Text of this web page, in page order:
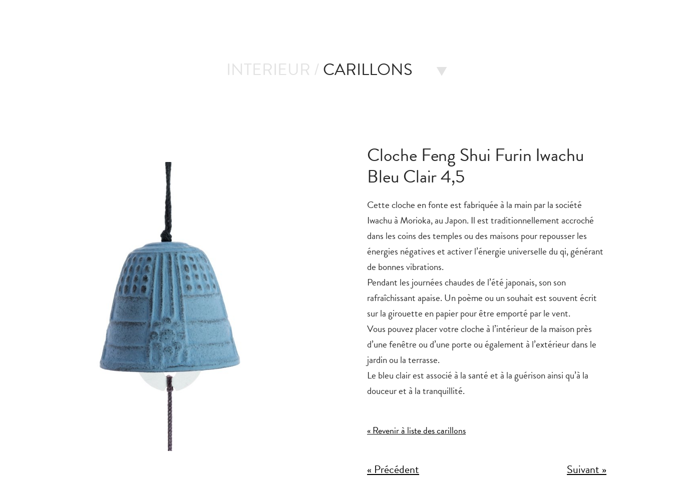
INTERIEUR / CARILLONS
Cloche Feng Shui Furin Iwachu
Bleu Clair 4,5
Cette cloche en fonte est fabriquée à la main par la société
Iwachu à Morioka, au Japon. Il est traditionnellement accroché
dans les coins des temples ou des maisons pour repousser les
énergies négatives et activer l’énergie universelle du qi, générant
de bonnes vibrations.
Pendant les journées chaudes de l’été japonais, son son
rafraîchissant apaise. Un poème ou un souhait est souvent écrit
sur la girouette en papier pour être emporté par le vent.
Vous pouvez placer votre cloche à l’intérieur de la maison près
d’une fenêtre ou d’une porte ou également à l’extérieur dans le
jardin ou la terrasse.
Le bleu clairest associé à la santé et à la guérison ainsi qu’à la
douceur et à la tranquillité.
« Revenir à liste des carillons
« Précédent Suivant »